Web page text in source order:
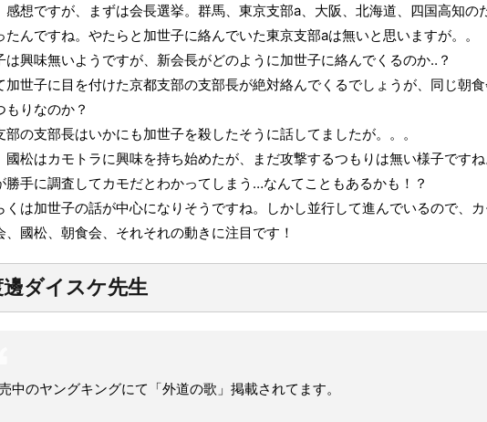
感想ですが、まずは会長選挙。群馬、東京支部a、大阪、北海道、四国高知の
たんですね。やたらと加世子に絡んでいた東京支部aは無いと思いますが。。
は興味無いようですが、新会長がどのように加世子に絡んでくるのか‥？
加世子に目を付けた京都支部の支部長が絶対絡んでくるでしょうが、同じ朝食
もりなのか？
部の支部長はいかにも加世子を殺したそうに話してましたが。。。
國松はカモトラに興味を持ち始めたが、まだ攻撃するつもりは無い様子ですね
勝手に調査してカモだとわかってしまう…なんてこともあるかも！？
くは加世子の話が中心になりそうですね。しかし並行して進んでいるので、カ
、國松、朝食会、それそれの動きに注目です！
ダイスケ先生
中のヤングキングにて「外道の歌」掲載されてます。